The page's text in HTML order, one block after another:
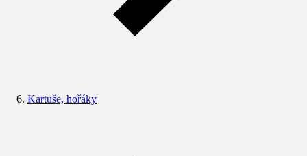
Kartuše, hořáky